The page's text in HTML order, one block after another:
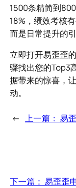
1500条精简到
18%，绩效考核
而是日常提升的引
立即打开易歪歪
骤找出您的Top3
据带来的惊喜，
动。
← 上一篇： 易
下一篇： 易歪歪